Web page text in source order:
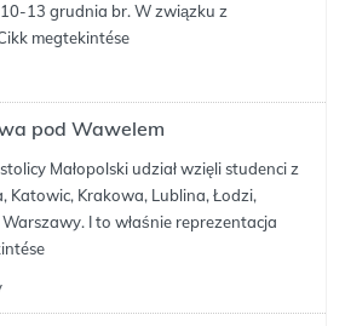
13 grudnia br. W związku z
megtekintése
pod Wawelem
Małopolski udział wzięli studenci z
Katowic, Krakowa, Lublina, Łodzi,
I to właśnie reprezentacja